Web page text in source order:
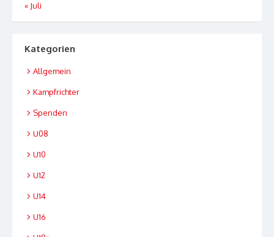
« Juli
Kategorien
Allgemein
Kampfrichter
Spenden
U08
U10
U12
U14
U16